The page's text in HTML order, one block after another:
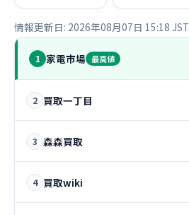
情報更新日: 2026年08月07日 15:18 JST
1 家電市場 最高値
2 買取一丁目
3 森森買取
4 買取wiki